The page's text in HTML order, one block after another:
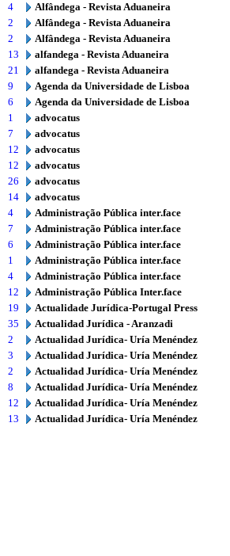
4
Alfândega - Revista Aduaneira
2
Alfândega - Revista Aduaneira
2
Alfândega - Revista Aduaneira
13
alfandega - Revista Aduaneira
21
alfandega - Revista Aduaneira
9
Agenda da Universidade de Lisboa
6
Agenda da Universidade de Lisboa
1
advocatus
7
advocatus
12
advocatus
12
advocatus
26
advocatus
14
advocatus
4
Administração Pública inter.face
7
Administração Pública inter.face
6
Administração Pública inter.face
1
Administração Pública inter.face
4
Administração Pública inter.face
12
Administração Pública Inter.face
19
Actualidade Jurídica-Portugal Press
35
Actualidad Jurídica - Aranzadi
2
Actualidad Jurídica- Uría Menéndez
3
Actualidad Jurídica- Uría Menéndez
2
Actualidad Jurídica- Uría Menéndez
8
Actualidad Jurídica- Uría Menéndez
12
Actualidad Jurídica- Uría Menéndez
13
Actualidad Jurídica- Uría Menéndez